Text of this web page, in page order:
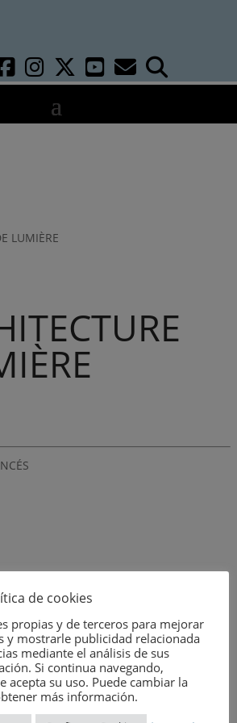
de cookies
propias y de terceros para mejorar
y mostrarle publicidad relacionada
mediante el análisis de sus
Si continua navegando,
acepta su uso. Puede cambiar la
más información.